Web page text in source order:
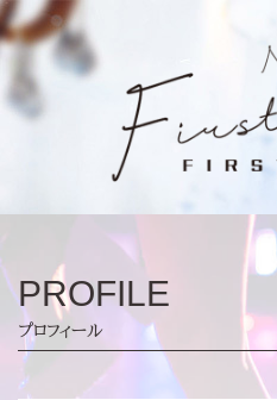
PROFILE
プロフィール